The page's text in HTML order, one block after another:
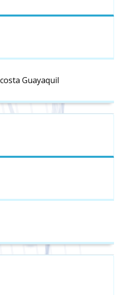
Guayaquil